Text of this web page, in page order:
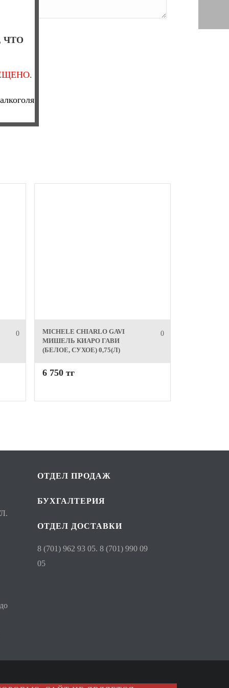
0 0
MICHELE CHIARLO GAVI
МИШЕЛЬ КИАРО ГАВИ
(БЕЛОЕ, СУХОЕ) 0,75(Л)
6 750 тг
ОТДЕЛ ПРОДАЖ
БУХГАЛТЕРИЯ
ОТДЕЛ ДОСТАВКИ
8 (701) 962 93 05. 8 (701) 990 09
05
ЧТО
.